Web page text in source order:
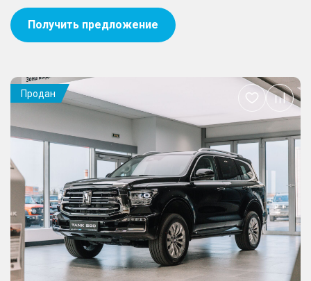
Получить предложение
Продан
Добавить
в
избранное